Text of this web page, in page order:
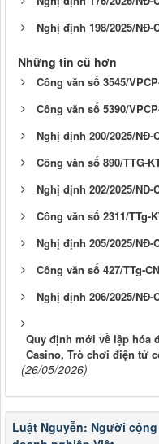
Nghị định 198/2025/NĐ-
Những tin cũ hơn
Công văn số 3545/
Công văn số 5390/
Nghị định 200/2025/NĐ-
Công văn số 890/TTG-
Nghị dịnh 202/2025/NĐ-
Công văn số 2311/TTg-
Nghị định 205/2025/NĐ-
Công văn số 427/TTg-CN
Nghị định 206/2025/NĐ-
Quy định mới về lập hóa
Casino, Trò chơi điện tử
(26/05/2026)
Luật Nguyễn: Người